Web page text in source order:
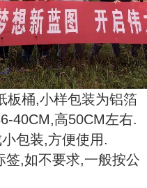
板桶,小样包装为铝箔
40CM,高50CM左右.
包装,方便使用.
签,如不要求,一般按公